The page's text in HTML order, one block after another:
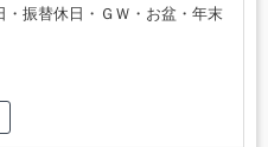
・振替休日・ＧＷ・お盆・年末